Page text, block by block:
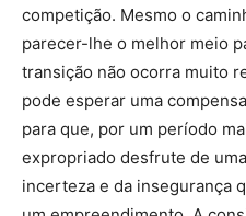
competição. Mesmo o
parecer-lhe o melhor meio
transição não ocorra muito
pode esperar uma
para que, por um período
expropriado desfrute de
incerteza e da insegurança